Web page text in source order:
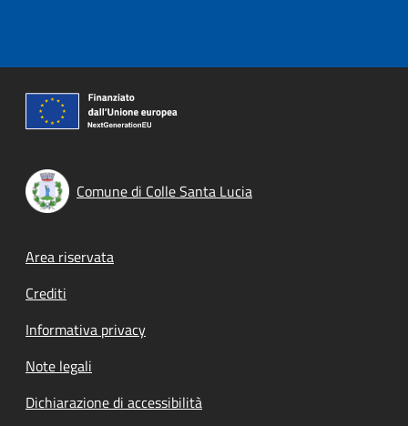
Comune di Colle Santa Lucia
Footer menu
Area riservata
Crediti
Informativa privacy
Note legali
Dichiarazione di accessibilità